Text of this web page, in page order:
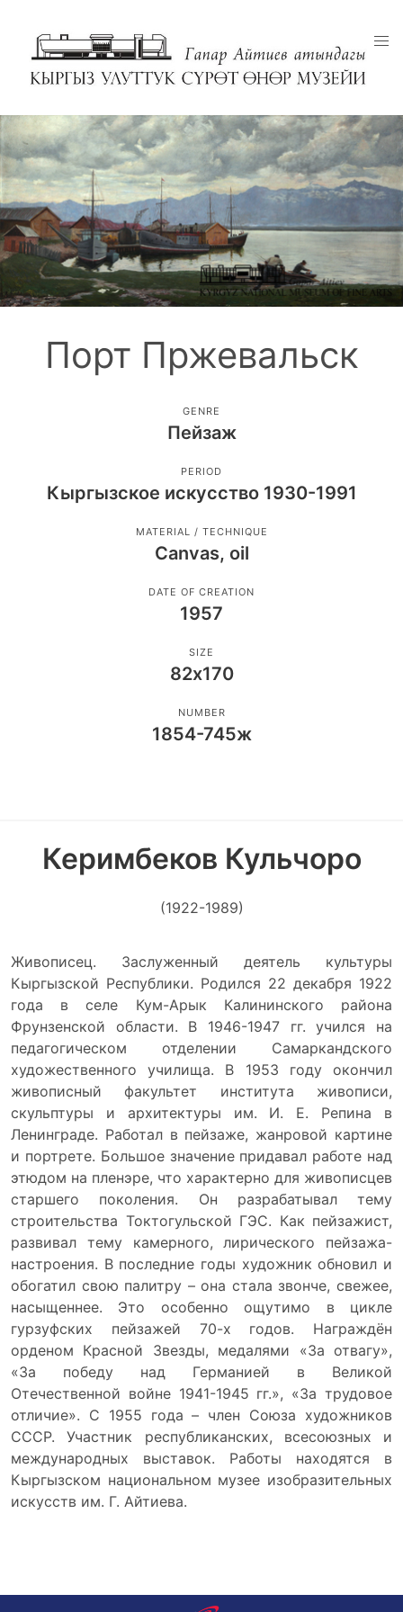
Порт Пржевальск
GENRE
Пейзаж
PERIOD
Кыргызское искусство 1930-1991
MATERIAL / TECHNIQUE
Canvas, oil
DATE OF CREATION
1957
SIZE
82х170
NUMBER
1854-745ж
Керимбеков Кульчоро
(1922-1989)
Живописец. Заслуженный деятель культуры
Кыргызской Республики. Родился 22 декабря 1922
года в селе Кум-Арык Калининского района
Фрунзенской области. В 1946-1947 гг. учился на
педагогическом отделении Самаркандского
художественного училища. В 1953 году окончил
живописный факультет института живописи,
скульптуры и архитектуры им. И. Е. Репина в
Ленинграде. Работал в пейзаже, жанровой картине
и портрете. Большое значение придавал работе над
этюдом на пленэре, что характерно для живописцев
старшего поколения. Он разрабатывал тему
строительства Токтогульской ГЭС. Как пейзажист,
развивал тему камерного, лирического пейзажа-
настроения. В последние годы художник обновил и
обогатил свою палитру – она стала звонче, свежее,
насыщеннее. Это особенно ощутимо в цикле
гурзуфских пейзажей 70-х годов. Награждён
орденом Красной Звезды, медалями «За отвагу»,
«За победу над Германией в Великой
Отечественной войне 1941-1945 гг.», «За трудовое
отличие». С 1955 года – член Союза художников
СССР. Участник республиканских, всесоюзных и
международных выставок. Работы находятся в
Кыргызском национальном музее изобразительных
искусств им. Г. Айтиева.